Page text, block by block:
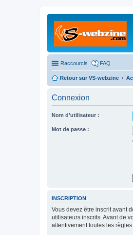
Raccourcis FAQ
Retour sur VS-webzine
Connexion
Nom d’utilisateur :
Mot de passe :
INSCRIPTION
Vous devez être inscrit avant
utilisateurs inscrits. Avant de
attentivement toutes les